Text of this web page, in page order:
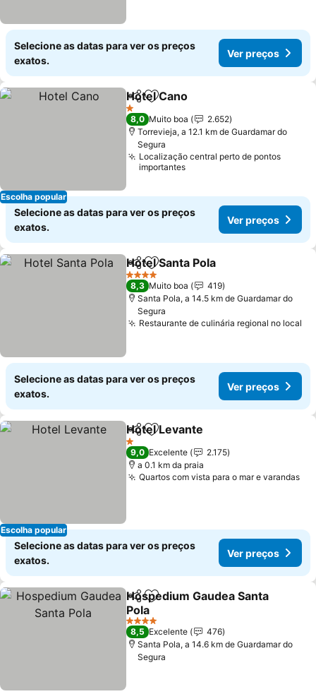
Selecione as datas para ver os preços
exatos.
Ver preços
Escolha popular
PartilharAdicionar aos favoritos
Hotel Cano
1 Estrelas
8,0 Muito boa
2.652
Torrevieja, a 12.1 km de Guardamar do
Segura
Localização central perto de pontos
importantes
Selecione as datas para ver os preços
exatos.
Ver preços
PartilharAdicionar aos favoritos
Hotel Santa Pola
4 Estrelas
8,3 Muito boa
419
Santa Pola, a 14.5 km de Guardamar do
Segura
Restaurante de culinária regional no local
Selecione as datas para ver os preços
exatos.
Ver preços
Escolha popular
PartilharAdicionar aos favoritos
Hotel Levante
1 Estrelas
9,0 Excelente
2.175
a 0.1 km da praia
Quartos com vista para o mar e varandas
Selecione as datas para ver os preços
exatos.
Ver preços
PartilharAdicionar aos favoritos
Hospedium Gaudea Santa
Pola
Ver preços
4 Estrelas
8,5 Excelente
476
Santa Pola, a 14.6 km de Guardamar do
Segura